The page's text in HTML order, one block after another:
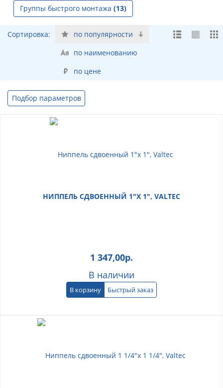
Группы быстрого монтажа (13)
Сортировка:
по популярности
по наименованию
по цене
Подбор параметров
НИППЕЛЬ СДВОЕННЫЙ 1"Х 1", VALTEC
1 347,00р.
В наличии
В корзину Быстрый заказ